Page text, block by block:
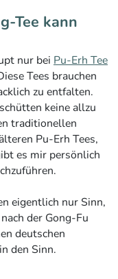
Tee kann
nur bei Pu-Erh Tee
Tees brauchen
zu entfalten.
keine allzu
traditionellen
Pu-Erh Tees,
es mir persönlich
eigentlich nur Sinn,
nach der Gong-Fu
deutschen
den Sinn.